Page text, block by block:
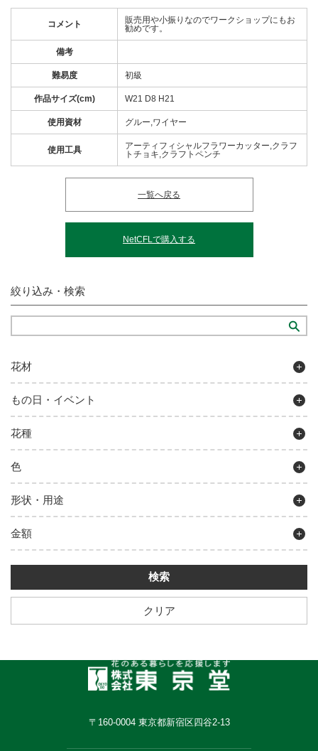
コメント
販売用や小振りなのでワークショップにもお
勧めです。
備考
難易度 初級
作品サイズ(cm) W21 D8 H21
使用資材 グルー,ワイヤー
使用工具
アーティフィシャルフラワーカッター,クラフ
トチョキ,クラフトペンチ
一覧へ戻る
NetCFLで購入する
絞り込み・検索
花材
もの日・イベント
花種
色
形状・用途
金額
クリア
〒160-0004 東京都新宿区四谷2-13